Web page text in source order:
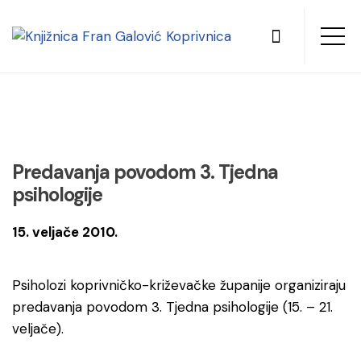
Predavanja povodom 3. Tjedna
psihologije
15. veljače 2010.
Psiholozi koprivničko-križevačke županije organiziraju
predavanja povodom 3. Tjedna psihologije (15. – 21.
veljače).